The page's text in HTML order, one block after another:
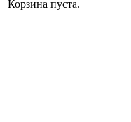
Корзина пуста.